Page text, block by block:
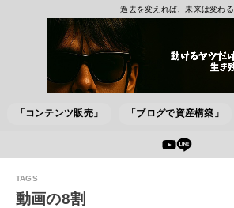
過去を変えれば、未来は変わる
「コンテンツ販売」 「ブログで資産構築」
動画の8割